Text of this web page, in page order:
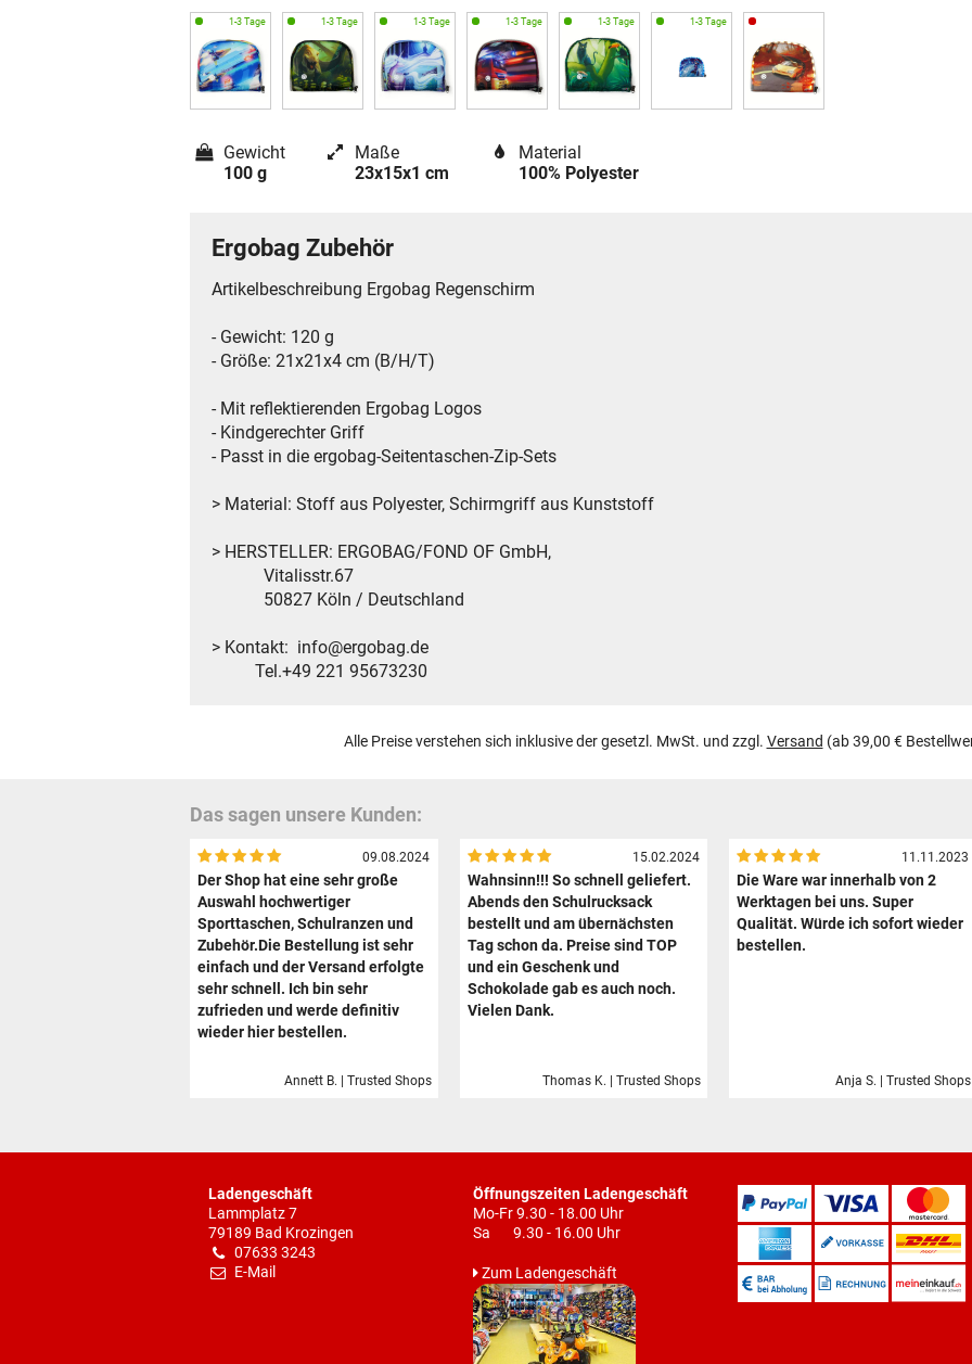
Gewicht
100 g
Maße
23x15x1 cm
Material
100% Polyester
Ergobag Zubehör
Artikelbeschreibung Ergobag Regenschirm
- Gewicht: 120 g
- Größe: 21x21x4 cm (B/H/T)
- Mit reflektierenden Ergobag Logos
- Kindgerechter Griff
- Passt in die ergobag-Seitentaschen-Zip-Sets
> Material: Stoff aus Polyester, Schirmgriff aus Kunststoff
> HERSTELLER: ERGOBAG/FOND OF GmbH,
Vitalisstr.67
50827 Köln / Deutschland
> Kontakt: info@ergobag.de
Tel.+49 221 95673230
Alle Preise verstehen sich inklusive der gesetzl. MwSt. und zzgl. Versand (ab 39,00 €
Das sagen unsere Kunden:
09.08.2024
Der Shop hat eine sehr große
Auswahl hochwertiger
Sporttaschen, Schulranzen und
Zubehör.Die Bestellung ist sehr
einfach und der Versand erfolgte
sehr schnell. Ich bin sehr
zufrieden und werde definitiv
wieder hier bestellen.
Annett B. | Trusted Shops
15.02.2024
Wahnsinn!!! So schnell geliefert.
Abends den Schulrucksack
bestellt und am übernächsten
Tag schon da. Preise sind TOP
und ein Geschenk und
Schokolade gab es auch noch.
Vielen Dank.
Thomas K. | Trusted Shops
11.11.2023
Die Ware war innerhalb von 2
Werktagen bei uns. Super
Qualität. Würde ich sofort wieder
bestellen.
Anja S. | Trusted Shops
Ladengeschäft
Lammplatz 7
79189 Bad Krozingen
07633 3243
E-Mail
Öffnungszeiten Ladengeschäft
Mo-Fr 9.30 - 18.00 Uhr
Sa 9.30 - 16.00 Uhr
Zum Ladengeschäft